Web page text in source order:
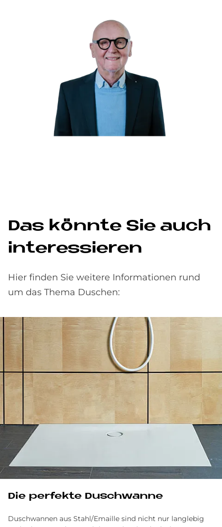
Das könnte Sie auch
interessieren
Hier finden Sie weitere Informationen rund
um das Thema Duschen:
Die perfekte Duschwanne
Duschwannen aus Stahl/Emaille sind nicht nur langlebig